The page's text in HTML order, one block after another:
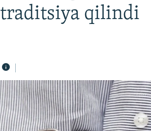
qilindi